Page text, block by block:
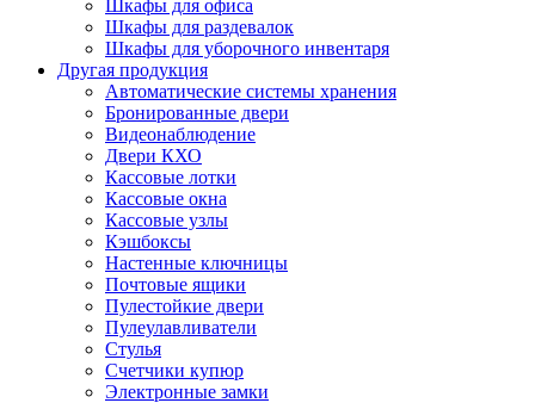
Шкафы для офиса
Шкафы для раздевалок
Шкафы для уборочного инвентаря
Другая продукция
Автоматические системы хранения
Бронированные двери
Видеонаблюдение
Двери КХО
Кассовые лотки
Кассовые окна
Кассовые узлы
Кэшбоксы
Настенные ключницы
Почтовые ящики
Пулестойкие двери
Пулеулавливатели
Стулья
Счетчики купюр
Электронные замки